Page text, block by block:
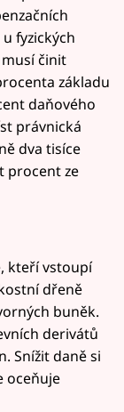
fyzických
činit
základu
daňového
právnická
dva tisíce
procent ze
kteří vstoupí
dřeně
buněk.
derivátů
Snížit daně si
oceňuje